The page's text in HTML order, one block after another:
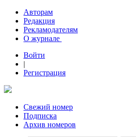
Авторам
Редакция
Рекламодателям
О журнале
Войти
|
Регистрация
Свежий номер
Подписка
Архив номеров